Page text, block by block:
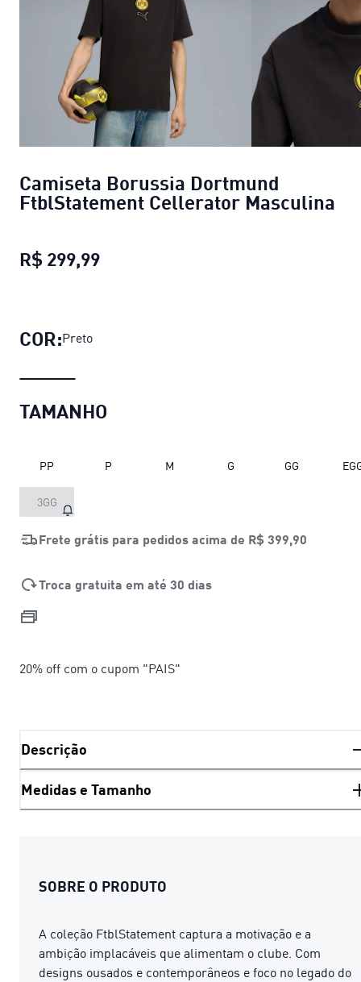
Camiseta Borussia Dortmund
FtblStatement Cellerator Masculina
R$ 299,99
COR:Preto
TAMANHO
PP P M G GG
3GG
Frete grátis para pedidos acima de R$ 399,90
Troca gratuita em até 30 dias
20% off com o cupom "PAIS"
Descrição
Medidas e Tamanho
SOBRE O PRODUTO
A coleção FtblStatement captura a motivação e a
ambição implacáveis ​​que alimentam o clube. Com
designs ousados ​​e contemporâneos e foco no legado do